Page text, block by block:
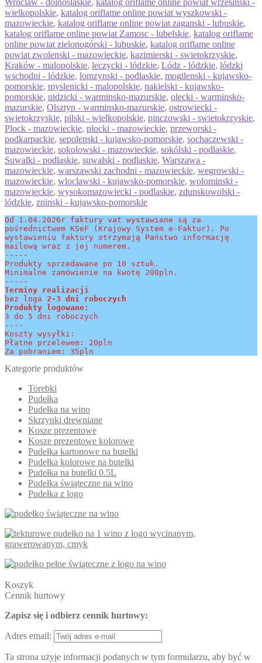
Wroclaw - dolnoslaskie, katalog oriflame online powiat wrzesinski -
wielkopolskie, katalog oriflame online powiat wyszkowski -
mazowieckie, katalog oriflame online powiat zaganski - lubuskie,
katalog oriflame online powiat Zamosc - lubelskie, katalog oriflame
online powiat zielonogórski - lubuskie, katalog oriflame online
powiat zwolenski - mazowieckie, kazimierski - swietokrzyskie,
Kraków - malopolskie, leczycki - lódzkie, Lódz - lódzkie, lódzki
wschodni - lódzkie, lomzynski - podlaskie, mogilenski - kujawsko-
pomorskie, myslenicki - malopolskie, nakielski - kujawsko-
pomorskie, nidzicki - warminsko-mazurskie, olecki - warminsko-
mazurskie, Olsztyn - warminsko-mazurskie, ostrowiecki -
swietokrzyskie, pilski - wielkopolskie, pinczowski - swietokrzyskie,
Plock - mazowieckie, plocki - mazowieckie, przeworski -
podkarpackie, sepolenski - kujawsko-pomorskie, sochaczewski -
mazowieckie, sokolowski - mazowieckie, sokólski - podlaskie,
Suwalki - podlaskie, suwalski - podlaskie, Warszawa -
mazowieckie, warszawski zachodni - mazowieckie, wegrowski -
mazowieckie, wloclawski - kujawsko-pomorskie, wolominski -
mazowieckie, wysokomazowiecki - podlaskie, zdunskowolski -
lódzkie, zninski - kujawsko-pomorskie
Od 1.04.2026r faktury vat wystawiane są za
pośrednictwem KSeF (Krajowy System e-Faktur). Po
wystawieniu faktury otrzymają Państwo informację
mailową wraz z jej numerem.
-----
Produkty sprzedawane po 10 sztuk.
Minimalne zamówienie na kwotę 200pln.
-----
Terminy realizacji
bez loga 2-3 dni roboczych
Produkty logowane:
3 do 5 dni roboczych
----
Koszty wysyłki:
Płatne przelewem: 20pln
Za pobraniem: 35pln
Kategorie produktów
Torebki
Pudełka
Pudełka na wino
Skrzynki drewniane
Kosze prezentowe
Kosze prezentowe kolorowe
Pudełka kartonowe na butelki
Pudełka kolorowe na butelki
Pudełka na butelki 0.5L
Pudełka świąteczne na wino
Pudełka z logo
Koszyk
Cennik hurtowy
Zapisz się i odbierz cennik hurtowy:
Adres email:
Ta strona użyje informacji podanych w tym formularzu, aby być w